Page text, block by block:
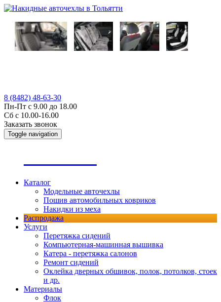
8 (8482) 48-63-30
Пн-Пт с 9.00 до 18.00
Сб с 10.00-16.00
Заказать звонок
Toggle navigation
Каталог
Модельные авточехлы
Пошив автомобильных ковриков
Накидки из меха
Распродажа
Услуги
Перетяжка сидений
Компьютерная-машинная вышивка
Катера - перетяжка салонов
Ремонт сидений
Оклейка дверных обшивок, полок, потолков, стоек
и др.
Материалы
Флок